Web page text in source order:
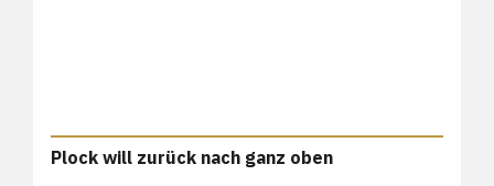
Plock will zurück nach ganz oben